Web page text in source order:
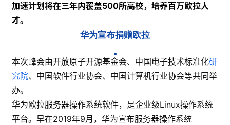
加速计划将在三年内覆盖500所高校，培养百万欧拉人
才。
华为宣布捐赠欧拉
本次峰会由开放原子开源基金会、中国电子技术标准化研
究院、中国软件行业协会、中国计算机行业协会等共同举
办。
华为欧拉服务器操作系统软件，是企业级Linux操作系统
平台。早在2019年9月，华为宣布服务器操作系统